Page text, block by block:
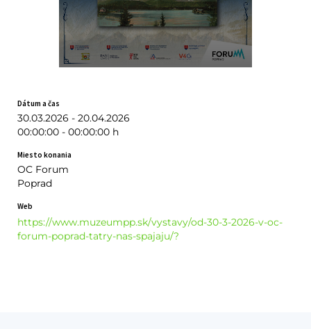
Dátum a čas
30.03.2026 - 20.04.2026
00:00:00 - 00:00:00 h
Miesto konania
OC Forum
Poprad
Web
https://www.muzeumpp.sk/vystavy/od-30-3-2026-v-oc-
forum-poprad-tatry-nas-spajaju/?